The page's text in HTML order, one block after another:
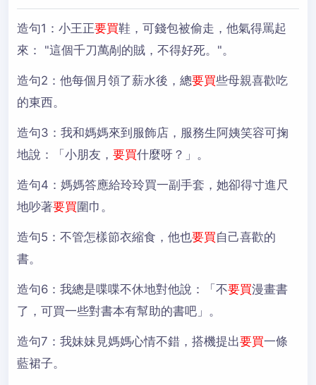
造句1： 小王正要買鞋，可錢包被偷走，他氣得罵起
來： "這個千刀萬剮的賊，不得好死。"。
造句2： 他每個月領了薪水後，總要買些母親喜歡吃
的東西。
造句3： 我和媽媽來到服飾店，服務生阿姨笑容可掬
地說：「小朋友， 要買什麼呀？」。
造句4： 媽媽答應給玲玲買一副手套，她卻得寸進尺
地吵著要買圍巾。
造句5： 不管怎樣節衣縮食，他也要買自己喜歡的
書。
造句6： 我總是喋喋不休地對他說：「不要買漫畫書
了，可買一些對書本有幫助的書吧」。
造句7： 我妹妹見媽媽心情不錯，搭機提出要買一條
藍裙子。